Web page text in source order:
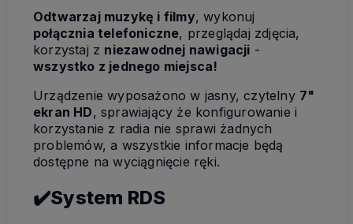
Odtwarzaj muzykę i filmy, wykonuj
połącznia telefoniczne, przeglądaj zdjęcia,
korzystaj z niezawodnej nawigacji -
wszystko z jednego miejsca!
Urządzenie wyposażono w jasny, czytelny 7"
ekran HD, sprawiający że konfigurowanie i
korzystanie z radia nie sprawi żadnych
problemów, a wszystkie informacje będą
dostępne na wyciągnięcie ręki.
✔️System RDS